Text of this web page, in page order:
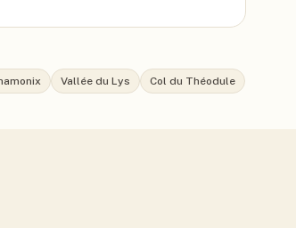
Vallée du Lys Col du Théodule